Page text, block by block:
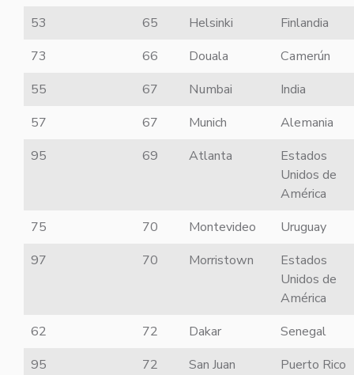
53
65 Helsinki
Finlandia
73
66 Douala
Camerún
55
67 Numbai
India
57
67 Munich
Alemania
95
69 Atlanta
Estados
Unidos de
América
75
70 Montevideo
Uruguay
97
70 Morristown
Estados
Unidos de
América
62
72 Dakar
Senegal
95
72 San Juan
Puerto Rico